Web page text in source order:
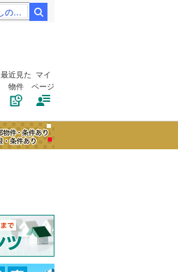
借りぐらしのアリエッティ 耳をすませば
最近見た
物件
マイ
ページ